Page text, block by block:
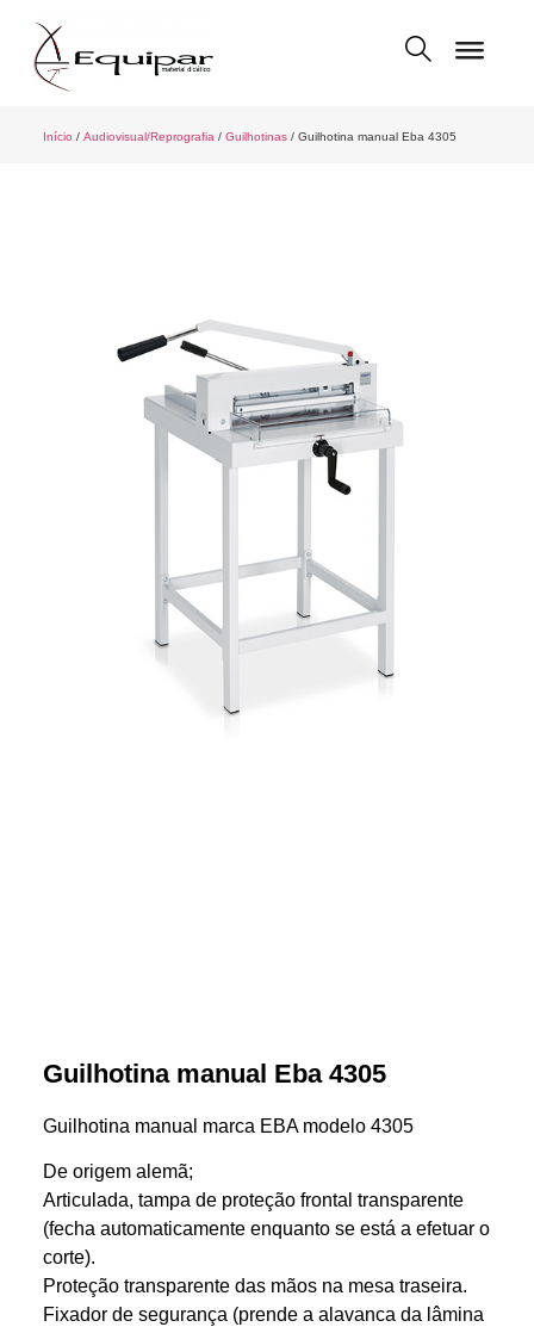
Início / Audiovisual/Reprografia / Guilhotinas/ Guilhotina manual Eba 4305
Guilhotina manual Eba 4305
Guilhotina manual marca EBA modelo 4305
De origem alemã;
Articulada, tampa de proteção frontal transparente
(fecha automaticamente enquanto se está a efetuar o
corte).
Proteção transparente das mãos na mesa traseira.
Fixador de segurança (prende a alavanca da lâmina